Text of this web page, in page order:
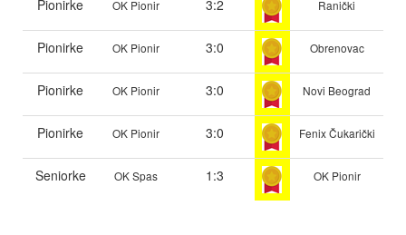
Pionirke OK Pionir 3:2 Ranički
Pionirke OK Pionir 3:0 Obrenovac
Pionirke OK Pionir 3:0 Novi Beograd
Pionirke OK Pionir 3:0 Fenix Čukarički
Seniorke OK Spas 1:3 OK Pionir